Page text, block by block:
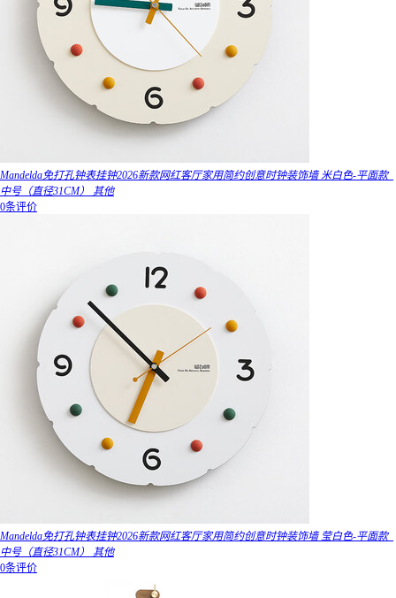
Mandelda免打孔钟表挂钟2026新款网红客厅家用简约创意时钟装饰墙 米白色-平面款_
中号（直径31CM） 其他
0条评价
Mandelda免打孔钟表挂钟2026新款网红客厅家用简约创意时钟装饰墙 莹白色-平面款_
中号（直径31CM） 其他
0条评价